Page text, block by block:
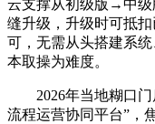
云支撑从初级版→中
缝升级，升级时可抵
可，无需从头搭建系
本取操为难度。
2026年当地糊口门
流程运营协同平台”，